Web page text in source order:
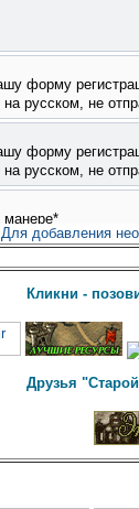
Для добавления
Кликни -
Друзья